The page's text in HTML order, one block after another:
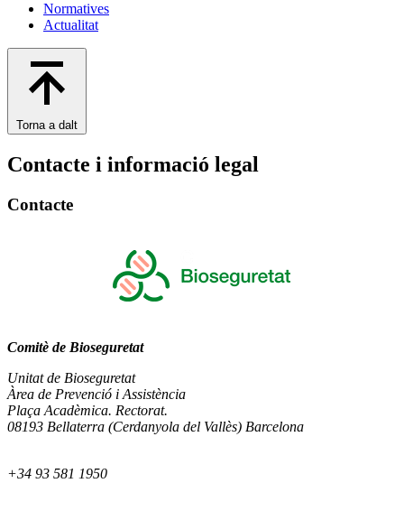
Normatives
Actualitat
Torna a dalt
Contacte i informació legal
Contacte
Comitè de Bioseguretat
Unitat de Bioseguretat
Àrea de Prevenció i Assistència
Plaça Acadèmica. Rectorat.
08193 Bellaterra (Cerdanyola del Vallès) Barcelona
+34 93 581 1950